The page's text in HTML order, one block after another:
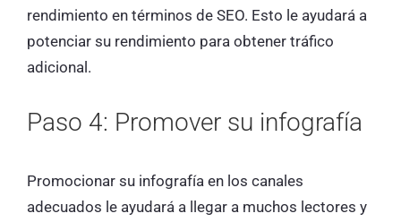
rendimiento en términos de SEO. Esto le ayudará a
potenciar su rendimiento para obtener tráfico
adicional.
Paso 4: Promover su infografía
Promocionar su infografía en los canales
adecuados le ayudará a llegar a muchos lectores y